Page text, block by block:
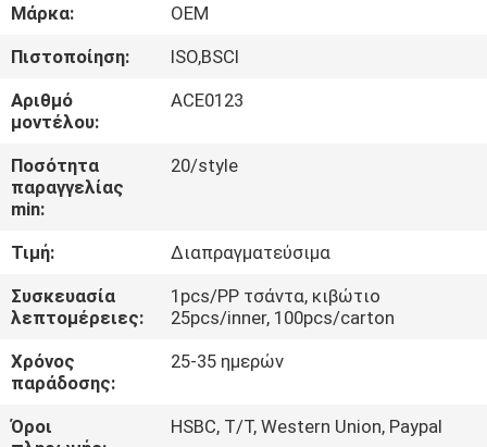
ΕΡΓΟΣΤΑΣΊΩΝ
ΠΟΙΟΤΙΚΌΣ
ΈΛΕΓΧΟΣ
ΜΑΣ
ΣΕ
ΕΠΑΦΉ
ΕΙΔΉΣΕΙΣ
Μάρκα:
OEM
Πιστοποίηση:
ISO,BSCI
Αριθμό
μοντέλου:
ACE0123
Ποσότητα
παραγγελίας
min:
20/style
Τιμή:
Διαπραγματεύσιμα
Συσκευασία
λεπτομέρειες:
1pcs/PP τσάντα, κιβώτιο
25pcs/inner, 100pcs/carton
Χρόνος
παράδοσης:
25-35 ημερών
Όροι
HSBC, T/T, Western Union, Paypal